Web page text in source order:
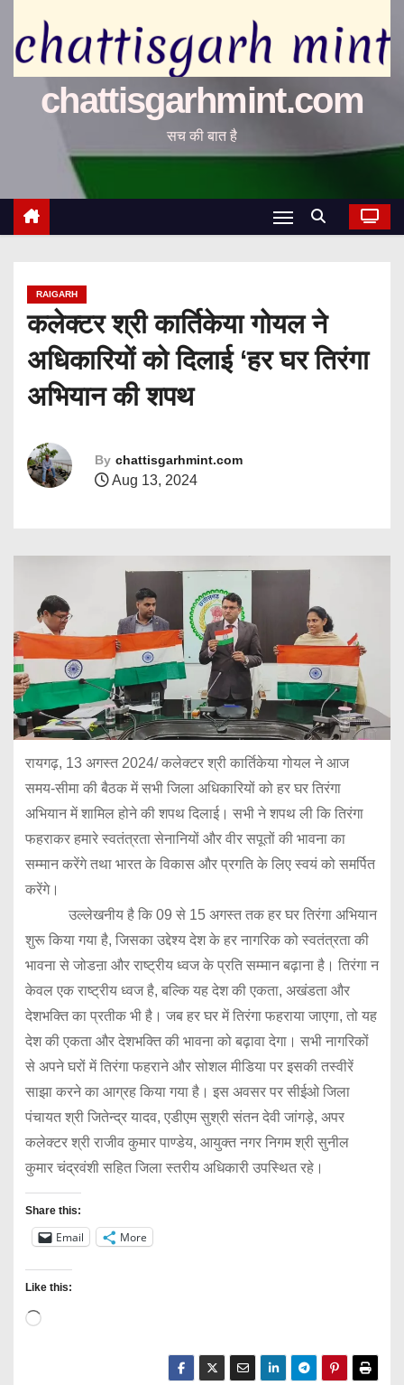
chattisgarhmint.com
सच की बात है
RAIGARH
कलेक्टर श्री कार्तिकेया गोयल ने
अधिकारियों को दिलाई ‘हर घर तिरंगा
अभियान की शपथ
By chattisgarhmint.com
Aug 13, 2024
रायगढ़, 13 अगस्त 2024/ कलेक्टर श्री कार्तिकेया गोयल ने आज
समय-सीमा की बैठक में सभी जिला अधिकारियों को हर घर तिरंगा
अभियान में शामिल होने की शपथ दिलाई। सभी ने शपथ ली कि तिरंगा
फहराकर हमारे स्वतंत्रता सेनानियों और वीर सपूतों की भावना का
सम्मान करेंगे तथा भारत के विकास और प्रगति के लिए स्वयं को समर्पित
करेंगे।
उल्लेखनीय है कि 09 से 15 अगस्त तक हर घर तिरंगा अभियान
शुरू किया गया है, जिसका उद्देश्य देश के हर नागरिक को स्वतंत्रता की
भावना से जोडऩा और राष्ट्रीय ध्वज के प्रति सम्मान बढ़ाना है। तिरंगा न
केवल एक राष्ट्रीय ध्वज है, बल्कि यह देश की एकता, अखंडता और
देशभक्ति का प्रतीक भी है। जब हर घर में तिरंगा फहराया जाएगा, तो यह
देश की एकता और देशभक्ति की भावना को बढ़ावा देगा। सभी नागरिकों
से अपने घरों में तिरंगा फहराने और सोशल मीडिया पर इसकी तस्वीरें
साझा करने का आग्रह किया गया है। इस अवसर पर सीईओ जिला
पंचायत श्री जितेन्द्र यादव, एडीएम सुश्री संतन देवी जांगड़े, अपर
कलेक्टर श्री राजीव कुमार पाण्डेय, आयुक्त नगर निगम श्री सुनील
कुमार चंद्रवंशी सहित जिला स्तरीय अधिकारी उपस्थित रहे।
Share this:
Email More
Like this:
L